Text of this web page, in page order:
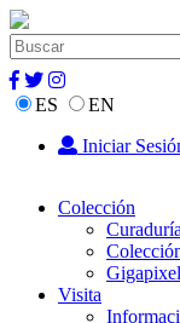
ES
EN
Iniciar
Colección
Gigapixel
Visita